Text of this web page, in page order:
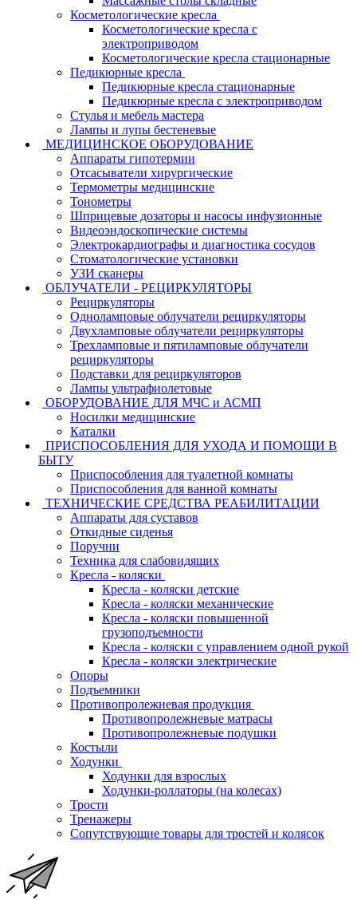
Косметологические кресла
Косметологические кресла с
электроприводом
Косметологические кресла стационарные
Педикюрные кресла
Педикюрные кресла стационарные
Педикюрные кресла с электроприводом
Стулья и мебель мастера
Лампы и лупы бестеневые
МЕДИЦИНСКОЕ ОБОРУДОВАНИЕ
Аппараты гипотермии
Отсасыватели хирургические
Термометры медицинские
Тонометры
Шприцевые дозаторы и насосы инфузионные
Видеоэндоскопические системы
Электрокардиографы и диагностика сосудов
Стоматологические установки
УЗИ сканеры
ОБЛУЧАТЕЛИ - РЕЦИРКУЛЯТОРЫ
Рециркуляторы
Одноламповые облучатели рециркуляторы
Двухламповые облучатели рециркуляторы
Трехламповые и пятиламповые облучатели
рециркуляторы
Подставки для рециркуляторов
Лампы ультрафиолетовые
ОБОРУДОВАНИЕ ДЛЯ МЧС и АСМП
Носилки медицинские
Каталки
ПРИСПОСОБЛЕНИЯ ДЛЯ УХОДА И ПОМОЩИ В
БЫТУ
Приспособления для туалетной комнаты
Приспособления для ванной комнаты
ТЕХНИЧЕСКИЕ СРЕДСТВА РЕАБИЛИТАЦИИ
Аппараты для суставов
Откидные сиденья
Поручни
Техника для слабовидящих
Кресла - коляски
Кресла - коляски детские
Кресла - коляски механические
Кресла - коляски повышенной
грузоподъемности
Кресла - коляски с управлением одной рукой
Кресла - коляски электрические
Опоры
Подъемники
Противопролежневая продукция
Противопролежневые матрасы
Противопролежневые подушки
Костыли
Ходунки
Ходунки для взрослых
Ходунки-роллаторы (на колесах)
Трости
Тренажеры
Сопутствующие товары для тростей и колясок